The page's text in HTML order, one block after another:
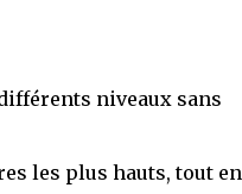
niveaux sans
les plus hauts, tout en